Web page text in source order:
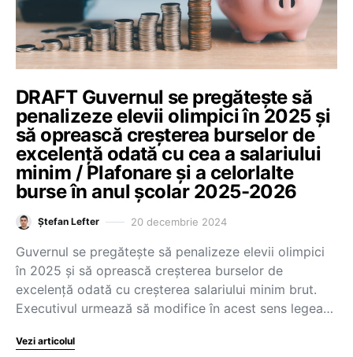
DRAFT Guvernul se pregătește să
penalizeze elevii olimpici în 2025 și
să oprească creșterea burselor de
excelență odată cu cea a salariului
minim / Plafonare și a celorlalte
burse în anul școlar 2025-2026
Ștefan Lefter 20 decembrie 2024
Guvernul se pregătește să penalizeze elevii olimpici
în 2025 și să oprească creșterea burselor de
excelență odată cu creșterea salariului minim brut.
Executivul urmează să modifice în acest sens legea…
Vezi articolul